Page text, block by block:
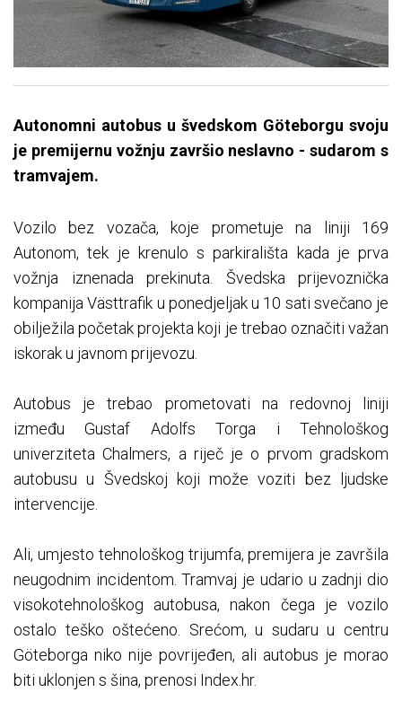
Autonomni autobus u švedskom Göteborgu svoju
je premijernu vožnju završio neslavno - sudarom s
tramvajem.
Vozilo bez vozača, koje prometuje na liniji 169
Autonom, tek je krenulo s parkirališta kada je prva
vožnja iznenada prekinuta. Švedska prijevoznička
kompanija Västtrafik u ponedjeljak u 10 sati svečano je
obilježila početak projekta koji je trebao označiti važan
iskorak u javnom prijevozu.
Autobus je trebao prometovati na redovnoj liniji
između Gustaf Adolfs Torga i Tehnološkog
univerziteta Chalmers, a riječ je o prvom gradskom
autobusu u Švedskoj koji može voziti bez ljudske
intervencije.
Ali, umjesto tehnološkog trijumfa, premijera je završila
neugodnim incidentom. Tramvaj je udario u zadnji dio
visokotehnološkog autobusa, nakon čega je vozilo
ostalo teško oštećeno. Srećom, u sudaru u centru
Göteborga niko nije povrijeđen, ali autobus je morao
biti uklonjen s šina, prenosi Index.hr.